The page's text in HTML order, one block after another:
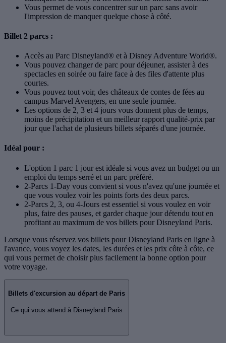
Vous permet de vous concentrer sur un parc sans avoir
l'impression de manquer quelque chose à côté.
Billet 2 parcs :
Accès au Parc Disneyland® et à Disney Adventure World®.
Vous pouvez changer de parc pour déjeuner, assister à des
spectacles en soirée ou faire face à des files d'attente plus
courtes.
Vous pouvez tout voir, des châteaux de contes de fées au
campus Marvel Avengers, en une seule journée.
Les options de 2, 3 et 4 jours vous donnent plus de temps,
moins de précipitation et un meilleur rapport qualité-prix par
jour que l'achat de plusieurs billets séparés d'une journée.
Idéal pour :
L'option 1 parc 1 jour est idéale si vous avez un budget ou un
emploi du temps serré et un parc préféré.
2-Parcs 1-Day vous convient si vous n'avez qu'une journée et
que vous voulez voir les points forts des deux parcs.
2-Parcs 2, 3, ou 4-Jours est essentiel si vous voulez en voir
plus, faire des pauses, et garder chaque jour détendu tout en
profitant au maximum de vos billets pour Disneyland Paris.
Lorsque vous réservez vos billets pour Disneyland Paris en ligne à
l'avance, vous voyez les dates, les durées et les prix côte à côte, ce
qui vous permet de choisir plus facilement la bonne option pour
votre voyage.
Billets d'excursion au départ de Paris
Ce qui vous attend à Disneyland Paris